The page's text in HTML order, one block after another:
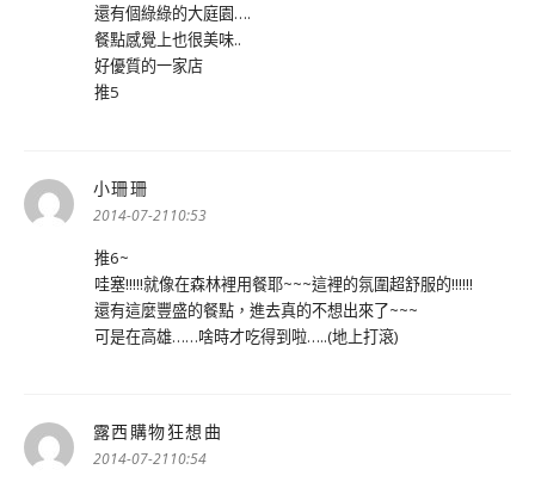
還有個綠綠的大庭園….
餐點感覺上也很美味..
好優質的一家店
推5
小珊珊
示:
2014-07-2110:53
推6~
哇塞!!!!!就像在森林裡用餐耶~~~這裡的氛圍超舒服的!!!!!!
還有這麼豐盛的餐點，進去真的不想出來了~~~
可是在高雄……啥時才吃得到啦…..(地上打滾)
露西購物狂想曲
2014-07-2110:54